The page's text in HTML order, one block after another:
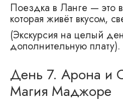
Поездка в Ланге — это
которая живёт вкусом,
(Экскурсия на целый
дополнительную плату).
День 7. Арона и
Магия Маджоре